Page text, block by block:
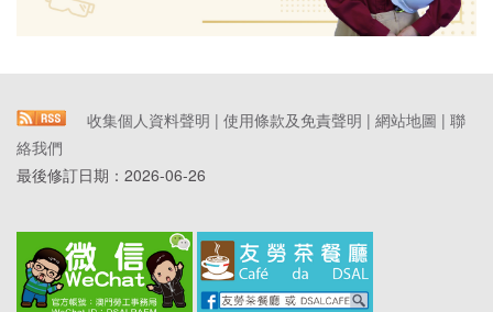
收集個人資料聲明 | 使用條款及免責聲明 | 網站地圖 | 聯
絡我們
最後修訂日期： 2026-06-26